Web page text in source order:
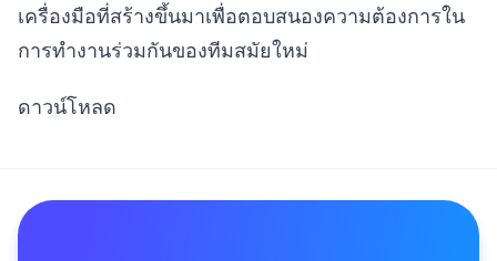
เครื่องมือที่สร้างขึ้นมาเพื่อตอบสนองความต้องการใน
การทำงานร่วมกันของทีมสมัยใหม่
ดาวน์โหลด